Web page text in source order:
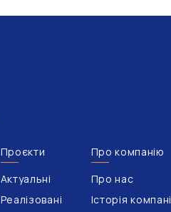
Проєкти
Актуальні
Реалізовані
Про компанію
Про нас
Історія